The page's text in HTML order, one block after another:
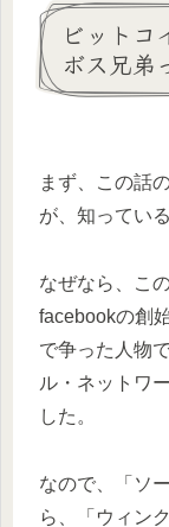
ビットコ
ボス兄弟
まず、この話
が、知ってい
なぜなら、こ
facebookの創
で争った人物
ル・ネットワ
した。
なので、「ソ
ら、「ウィン